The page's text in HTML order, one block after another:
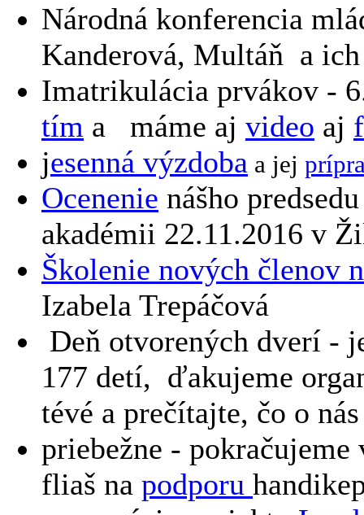
Národná konferencia
Kanderová, Multáň a ich
Imatrikulácia prvákov -
tím a máme aj video aj
jesenná výzdoba a jej
Ocenenie nášho
akadémii 22.11.2016 v
Školenie nových členov
Izabela Trepáčová
Deň otvorených dverí -
177 detí, ďakujeme
tévé a prečítajte, čo o
priebežne -
fliaš na podporu